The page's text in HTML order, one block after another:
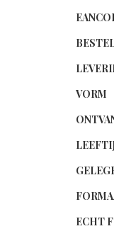
VORM
ECHT